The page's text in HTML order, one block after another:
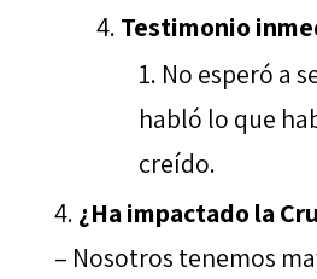
Testimonio
No esperó a
habló lo que
creído.
¿Ha impactado la
– Nosotros tenemos